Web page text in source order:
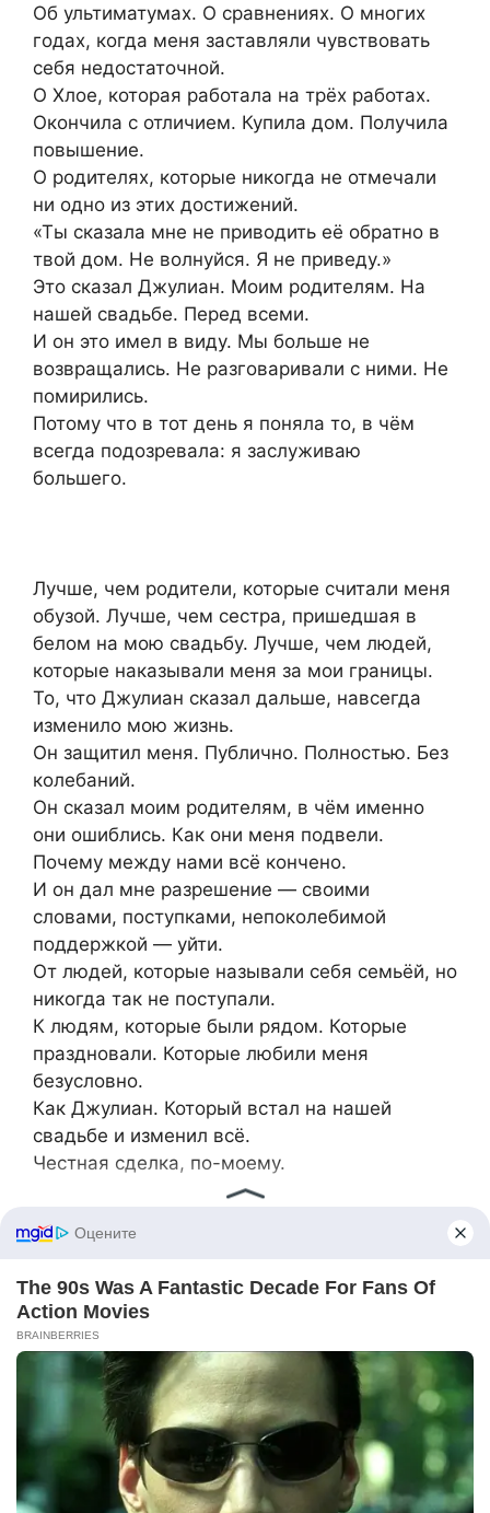
Об ультиматумах. О сравнениях. О многих
годах, когда меня заставляли чувствовать
себя недостаточной.
О Хлое, которая работала на трёх работах.
Окончила с отличием. Купила дом. Получила
повышение.
О родителях, которые никогда не отмечали
ни одно из этих достижений.
«Ты сказала мне не приводить её обратно в
твой дом. Не волнуйся. Я не приведу.»
Это сказал Джулиан. Моим родителям. На
нашей свадьбе. Перед всеми.
И он это имел в виду. Мы больше не
возвращались. Не разговаривали с ними. Не
помирились.
Потому что в тот день я поняла то, в чём
всегда подозревала: я заслуживаю
большего.
Лучше, чем родители, которые считали меня
обузой. Лучше, чем сестра, пришедшая в
белом на мою свадьбу. Лучше, чем людей,
которые наказывали меня за мои границы.
То, что Джулиан сказал дальше, навсегда
изменило мою жизнь.
Он защитил меня. Публично. Полностью. Без
колебаний.
Он сказал моим родителям, в чём именно
они ошиблись. Как они меня подвели.
Почему между нами всё кончено.
И он дал мне разрешение — своими
словами, поступками, непоколебимой
поддержкой — уйти.
От людей, которые называли себя семьёй, но
никогда так не поступали.
К людям, которые были рядом. Которые
праздновали. Которые любили меня
безусловно.
Как Джулиан. Который встал на нашей
свадьбе и изменил всё.
Честная сделка, по-моему.